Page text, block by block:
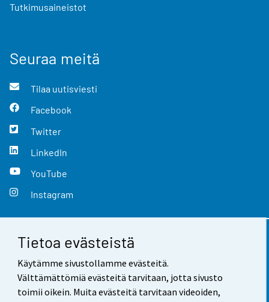
Tietoa evästeistä
Käytämme sivustollamme evästeitä.
Välttämättömiä evästeitä tarvitaan, jotta sivusto
toimii oikein. Muita evästeitä tarvitaan videoiden,
Tutkimusaineistot
Seuraa meitä
Tilaa uutisviesti
Facebook
Twitter
LinkedIn
YouTube
Instagram
Yhteystiedot
Palaute
Käyttöehdot